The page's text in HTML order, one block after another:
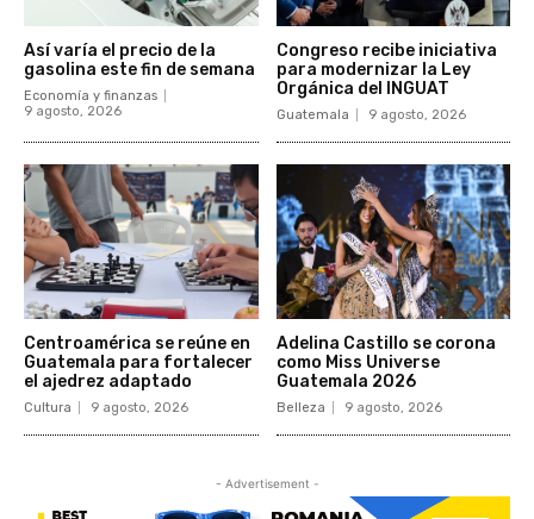
Así varía el precio de la
gasolina este fin de semana
Economía y finanzas
9 agosto, 2026
Congreso recibe iniciativa
para modernizar la Ley
Orgánica del INGUAT
Guatemala 9 agosto, 2026
Centroamérica se reúne en
Guatemala para fortalecer
el ajedrez adaptado
Cultura 9 agosto, 2026
Adelina Castillo se corona
como Miss Universe
Guatemala 2026
Belleza 9 agosto, 2026
- Advertisement -